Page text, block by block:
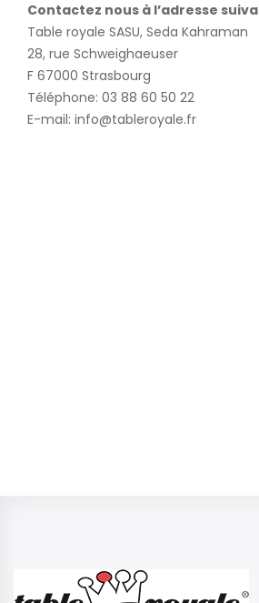
Contactez nous à l’adresse
Table royale SASU, Seda Kahraman
28, rue Schweighaeuser
F 67000 Strasbourg
Téléphone: 03 88 60 50 22
E-mail: info@tableroyale.fr